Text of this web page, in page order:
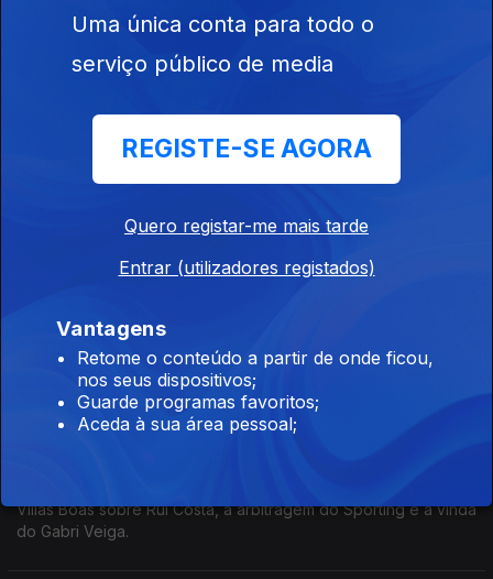
Antecipação da Liga das Nações e Gyokeres no Arsenal?
Come on, girls!
Seleções na Liga das Nações, João Félix no Benfica, Roland
Parecem bandos de pardais
PSG vence a Liga dos Campeões, play-offs da Liga das
Nações e Roland Garros
Villas Boas sobre Rui Costa, a arbitragem do Sporting e a vinda
do Gabri Veiga.
Uma única conta para todo o
serviço público de media
REGISTE-SE AGORA
Quero registar-me mais tarde
Entrar (utilizadores registados)
Vantagens
Retome o conteúdo a partir de onde ficou,
nos seus dispositivos;
Guarde programas favoritos;
Aceda à sua área pessoal;